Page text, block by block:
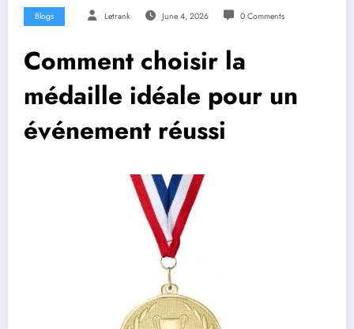
Blogs Letrank June 4, 2026 0 Comments
Comment choisir la
médaille idéale pour un
événement réussi